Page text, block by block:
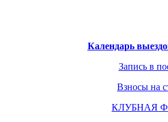
Календарь
Запись в
Взносы на
КЛУБНАЯ